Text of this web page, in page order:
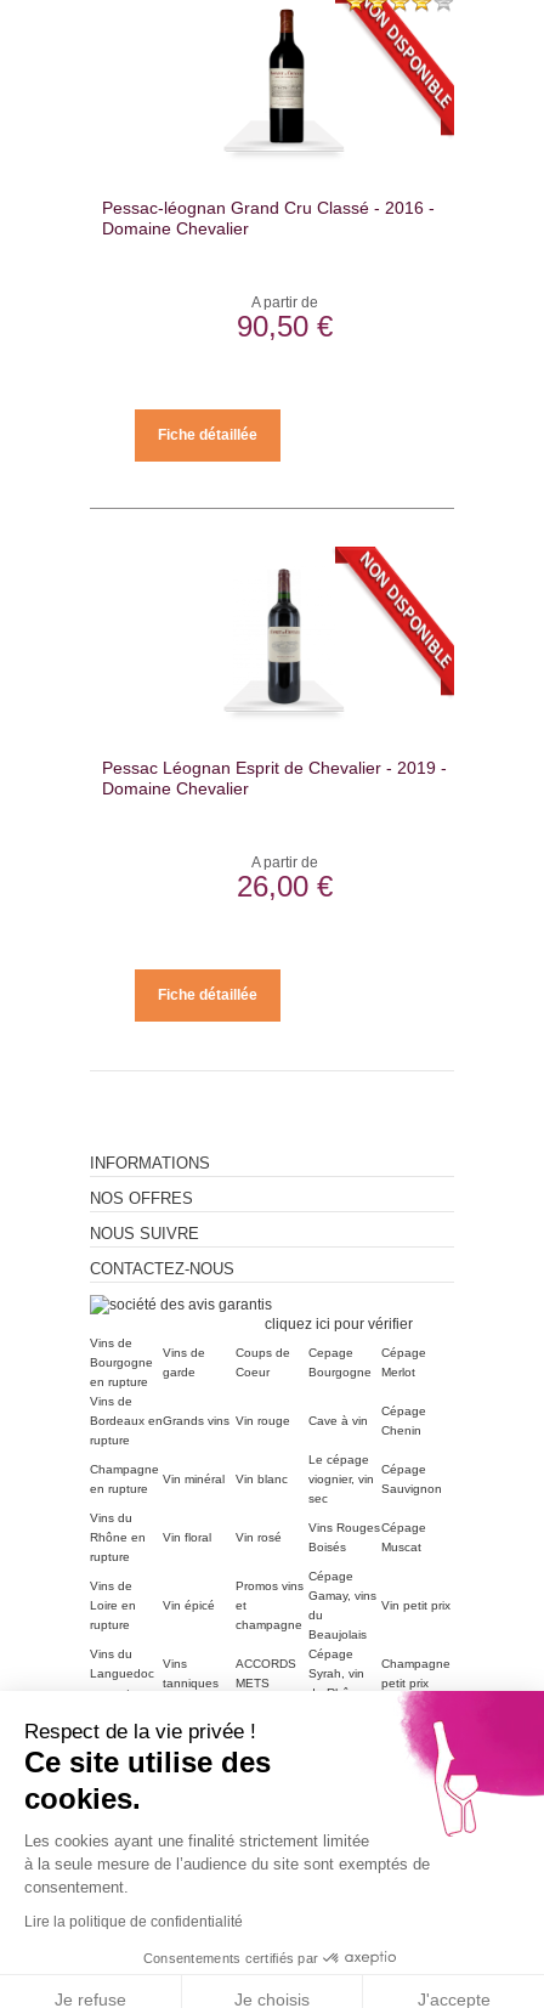
Pessac-léognan Grand Cru Classé - 2016 -
Domaine Chevalier
A partir de
90,50 €
Fiche détaillée
Pessac Léognan Esprit de Chevalier - 2019 -
Domaine Chevalier
A partir de
26,00 €
Fiche détaillée
INFORMATIONS
NOS OFFRES
NOUS SUIVRE
CONTACTEZ-NOUS
cliquez ici pour vérifier.
Vins de
Bourgogne
en rupture
Vins de
garde
Coups de
Coeur
Cepage
Bourgogne
Cépage
Merlot
Vins de
Bordeaux en
rupture
Grands vins Vin rouge Cave à vin
Cépage
Chenin
Champagne
en rupture
Vin minéral Vin blanc
Le cépage
viognier, vin
sec
Cépage
Sauvignon
Vins du
Rhône en
rupture
Vin floral Vin rosé
Vins Rouges
Boisés
Cépage
Muscat
Vins de
Loire en
rupture
Vin épicé
Promos vins
et
champagne
Cépage
Gamay, vins
du
Beaujolais
Vin petit prix
Vins du
Languedoc
en rupture
Vins
tanniques
ACCORDS
METS
Cépage
Syrah, vin
du Rhône
Champagne
petit prix
régions en
rupture
Vins
moelleux
LE VIN PAR
GOUTS
Vin blanc
petit prix
Vins de
Bourgogne
en rupture
Vins rouge
Vins fruités
L'abus d'alcool est dangereux pour la santé, à
consommer avec modération.
La vente de boissons alcooliques aux mineurs est
interdite.
Respect de la vie privée !
Ce site utilise des
cookies.
Les cookies ayant une finalité strictement limitée
à la seule mesure de l’audience du site sont exemptés de
consentement.
Lire la politique de confidentialité
Consentements certifiés par
Je refuse Je choisis J'accepte